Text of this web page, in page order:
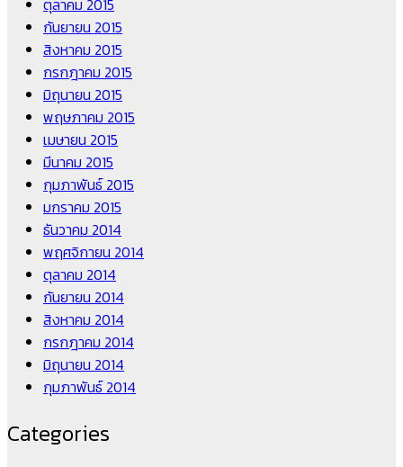
กันยายน 2015
สิงหาคม 2015
กรกฎาคม 2015
มิถุนายน 2015
พฤษภาคม 2015
เมษายน 2015
มีนาคม 2015
กุมภาพันธ์ 2015
มกราคม 2015
ธันวาคม 2014
พฤศจิกายน 2014
ตุลาคม 2014
กันยายน 2014
สิงหาคม 2014
กรกฎาคม 2014
มิถุนายน 2014
กุมภาพันธ์ 2014
Categories